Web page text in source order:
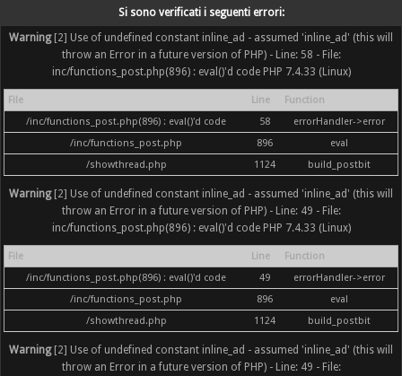
Si sono verificati i seguenti errori:
Warning[2] Use of undefined constant inline_ad - assumed 'inline_ad' (this will
throw an Error in a future version of PHP) - Line: 58 - File:
inc/functions_post.php(896) : eval()'d code PHP 7.4.33 (Linux)
File Line
Function
/inc/functions_post.php(896) : eval()'d code
58
errorHandler->error
/inc/functions_post.php
896
eval
/showthread.php
1124 build_postbit
Warning[2] Use of undefined constant inline_ad - assumed 'inline_ad' (this will
throw an Error in a future version of PHP) - Line: 49 - File:
inc/functions_post.php(896) : eval()'d code PHP 7.4.33 (Linux)
File Line
Function
/inc/functions_post.php(896) : eval()'d code
49
errorHandler->error
/inc/functions_post.php
896
eval
/showthread.php
1124 build_postbit
Warning[2] Use of undefined constant inline_ad - assumed 'inline_ad' (this will
throw an Error in a future version of PHP) - Line: 49 - File: